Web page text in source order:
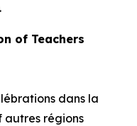
of Teachers
dans la
autres régions